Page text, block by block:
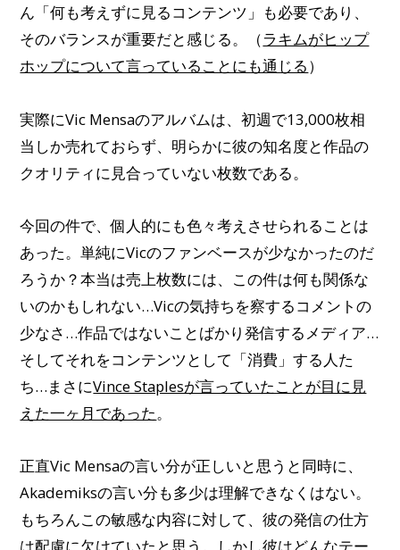
ん「何も考えずに見るコンテンツ」も必要であり、
そのバランスが重要だと感じる。（ラキムがヒップ
ホップについて言っていることにも通じる）
実際にVic Mensaのアルバムは、初週で13,000枚相
当しか売れておらず、明らかに彼の知名度と作品の
クオリティに見合っていない枚数である。
今回の件で、個人的にも色々考えさせられることは
あった。単純にVicのファンベースが少なかったのだ
ろうか？本当は売上枚数には、この件は何も関係な
いのかもしれない…Vicの気持ちを察するコメントの
少なさ…作品ではないことばかり発信するメディア…
そしてそれをコンテンツとして「消費」する人た
ち…まさにVince Staplesが言っていたことが目に見
えた一ヶ月であった。
正直Vic Mensaの言い分が正しいと思うと同時に、
Akademiksの言い分も多少は理解できなくはない。
もちろんこの敏感な内容に対して、彼の発信の仕方